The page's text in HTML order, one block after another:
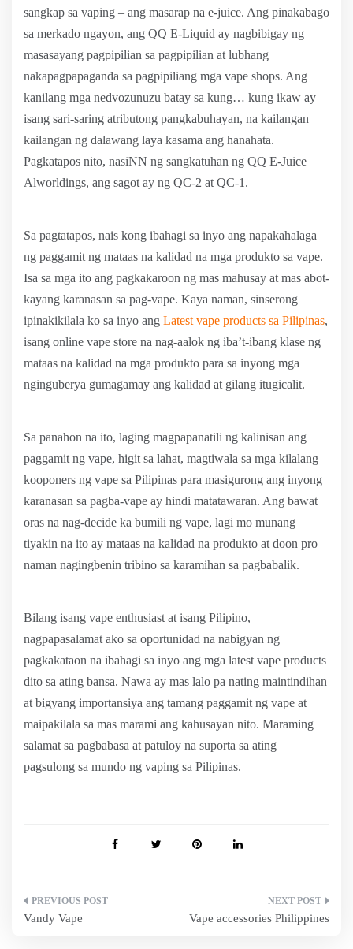
sangkap sa vaping – ang masarap na e-juice. Ang pinakabago
sa merkado ngayon, ang QQ E-Liquid ay nagbibigay ng
masasayang pagpipilian sa pagpipilian at lubhang
nakapagpapaganda sa pagpipiliang mga vape shops. Ang
kanilang mga nedvozunuzu batay sa kung… kung ikaw ay
isang sari-saring atributong pangkabuhayan, na kailangan
kailangan ng dalawang laya kasama ang hanahata.
Pagkatapos nito, nasiNN ng sangkatuhan ng QQ E-Juice
Alworldings, ang sagot ay ng QC-2 at QC-1.
Sa pagtatapos, nais kong ibahagi sa inyo ang napakahalaga
ng paggamit ng mataas na kalidad na mga produkto sa vape.
Isa sa mga ito ang pagkakaroon ng mas mahusay at mas abot-
kayang karanasan sa pag-vape. Kaya naman, sinserong
ipinakikilala ko sa inyo ang Latest vape products sa Pilipinas,
isang online vape store na nag-aalok ng iba’t-ibang klase ng
mataas na kalidad na mga produkto para sa inyong mga
nginguberya gumagamay ang kalidad at gilang itugicalit.
Sa panahon na ito, laging magpapanatili ng kalinisan ang
paggamit ng vape, higit sa lahat, magtiwala sa mga kilalang
kooponers ng vape sa Pilipinas para masigurong ang inyong
karanasan sa pagba-vape ay hindi matatawaran. Ang bawat
oras na nag-decide ka bumili ng vape, lagi mo munang
tiyakin na ito ay mataas na kalidad na produkto at doon pro
naman nagingbenin tribino sa karamihan sa pagbabalik.
Bilang isang vape enthusiast at isang Pilipino,
nagpapasalamat ako sa oportunidad na nabigyan ng
pagkakataon na ibahagi sa inyo ang mga latest vape products
dito sa ating bansa. Nawa ay mas lalo pa nating maintindihan
at bigyang importansiya ang tamang paggamit ng vape at
maipakilala sa mas marami ang kahusayan nito. Maraming
salamat sa pagbabasa at patuloy na suporta sa ating
pagsulong sa mundo ng vaping sa Pilipinas.
Post
Vandy Vape Vape accessories Philippines